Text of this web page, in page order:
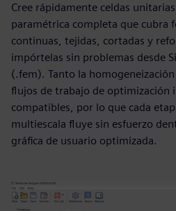
Cree rápidamente celdas
paramétrica completa que cubra
continuas, tejidas, cortadas y
impórtelas sin problemas desde
(.fem). Tanto la
flujos de trabajo de optimización
compatibles, por lo que cada
multiescala fluye sin esfuerzo
gráfica de usuario optimizada.